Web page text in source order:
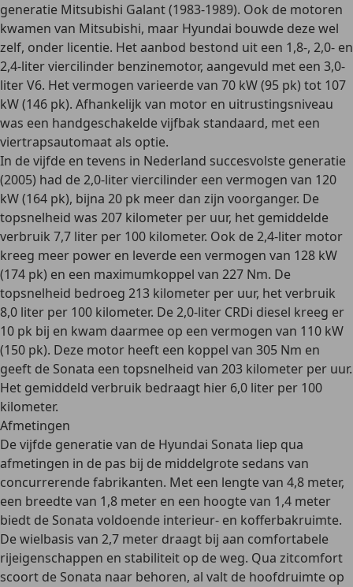
generatie Mitsubishi Galant (1983-1989). Ook de motoren
kwamen van Mitsubishi, maar Hyundai bouwde deze wel
zelf, onder licentie. Het aanbod bestond uit een 1,8-, 2,0- en
2,4-liter viercilinder benzinemotor, aangevuld met een 3,0-
liter V6. Het vermogen varieerde van 70 kW (95 pk) tot 107
kW (146 pk). Afhankelijk van motor en uitrustingsniveau
was een handgeschakelde vijfbak standaard, met een
viertrapsautomaat als optie.
In de vijfde en tevens in Nederland succesvolste generatie
(2005) had de 2,0-liter viercilinder een vermogen van 120
kW (164 pk), bijna 20 pk meer dan zijn voorganger. De
topsnelheid was 207 kilometer per uur, het gemiddelde
verbruik 7,7 liter per 100 kilometer. Ook de 2,4-liter motor
kreeg meer power en leverde een vermogen van 128 kW
(174 pk) en een maximumkoppel van 227 Nm. De
topsnelheid bedroeg 213 kilometer per uur, het verbruik
8,0 liter per 100 kilometer. De2,0-liter CRDi diesel kreeg er
10 pk bij en kwam daarmee op een vermogen van 110 kW
(150 pk). Deze motor heeft een koppel van 305 Nm en
geeft de Sonata een topsnelheid van 203 kilometer per uur.
Het gemiddeld verbruik bedraagt hier 6,0 liter per 100
kilometer.
Afmetingen
De vijfde generatie van de Hyundai Sonata liep qua
afmetingen in de pas bij de middelgrote sedans van
concurrerende fabrikanten. Met een lengte van 4,8 meter,
een breedte van 1,8 meter en een hoogte van 1,4 meter
biedt de Sonata voldoende interieur- en kofferbakruimte.
De wielbasis van 2,7 meter draagt bij aan comfortabele
rijeigenschappen en stabiliteit op de weg. Qua zitcomfort
scoort de Sonata naar behoren, al valt de hoofdruimte op